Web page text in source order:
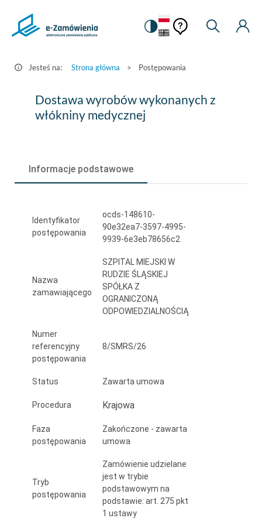
Postępowania
Zamówienia.gov.pl
Zmiana
na
kontrastową
Pomoc
kontekstowa
Pomoc
Moje
Jesteś na: Strona główna > Postępowania
Dostawa
wyrobów
włókniny
Dostawa wyrobów wykonanych z
włókniny medycznej
Informacje podstawowe
Identyfikator
postępowania
ocds-148610-
90e32ea7-3597-4995-
9939-6e3eb78656c2
Nazwa
zamawiającego
SZPITAL MIEJSKI W
RUDZIE ŚLĄSKIEJ
SPÓŁKA Z
OGRANICZONĄ
ODPOWIEDZIALNOŚCIĄ
Numer
referencyjny
postępowania
8/SMRS/26
Status Zawarta umowa
Procedura Krajowa
Faza
postępowania
Zakończone - zawarta
umowa
Tryb
postępowania
Zamówienie udzielane
jest w trybie
podstawowym na
podstawie: art. 275 pkt
1 ustawy